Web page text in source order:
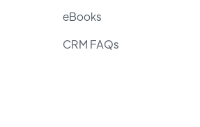
eBooks
CRM FAQs